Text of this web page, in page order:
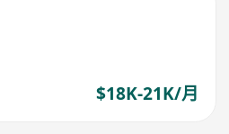
$18K-21K/月